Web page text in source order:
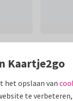
je kaart
Kaartje2go
het opslaan van
te